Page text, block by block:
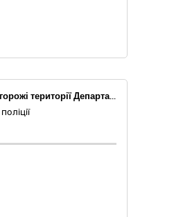
Роботи з реконструкції огорожі території Департаменту патрульної поліції за адресою: вул. Федора Ернста, 3, м. Київ